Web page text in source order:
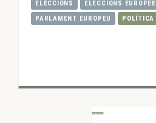
ELECCIONS ELECCIONS
PARLAMENT EUROPEU
POLÍTICA